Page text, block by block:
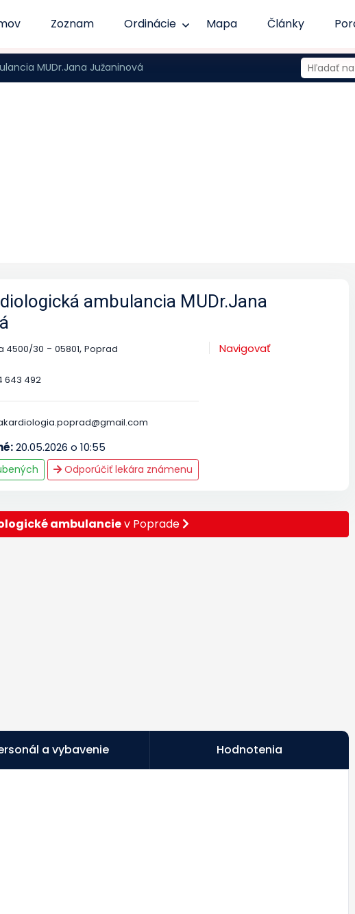
Zoznam Ordinácie Mapa Články
MUDr.Jana Južaninová
ambulancia MUDr.Jana
4500/30 - 05801, Poprad
643 492
20.05.2026 o 10:55
Odporúčiť lekára známenu
Navigovať
ambulanciev Poprade
a vybavenie Hodnotenia